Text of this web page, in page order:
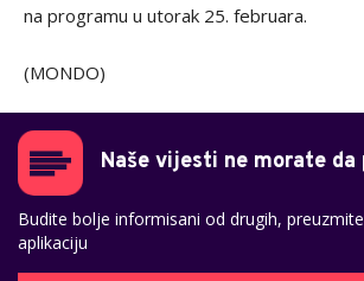
na programu u utorak 25. februara.
(MONDO)
Naše vijesti ne morate
Budite bolje informisani od drugih,
aplikaciju